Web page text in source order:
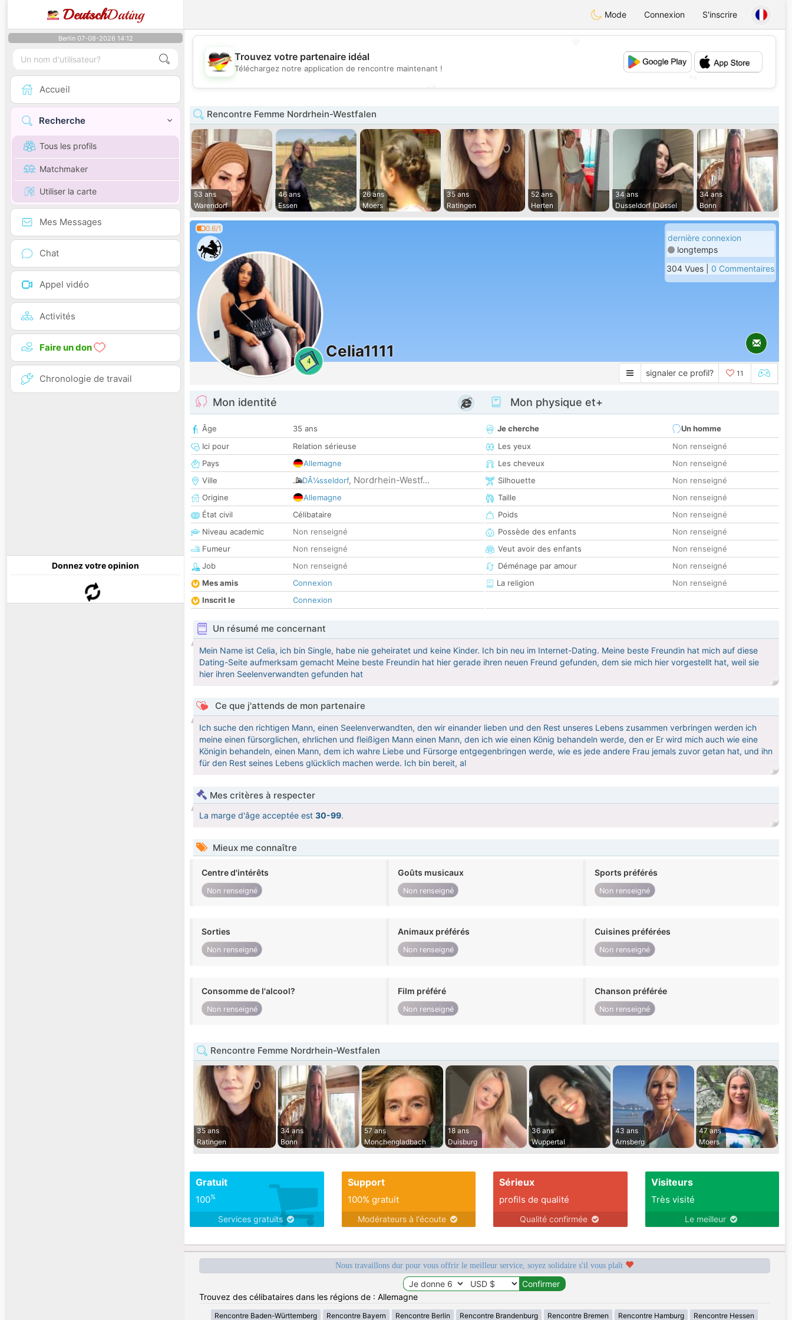
DeutschDating Mode Connexion S'inscrire
Berlin 07-08-2026 14:12
Accueil
Recherche
Tous les profils
Matchmaker
Utiliser la carte
Mes Messages
Chat
Appel vidéo
Activités
Faire un don
Chronologie de travail
Donnez votre opinion
💖
💕
Trouvez votre partenaire idéal
Téléchargez notre application de rencontre maintenant !
Rencontre Femme Nordrhein-Westfalen
53 ans
Warendorf
46 ans
Essen
26 ans
Moers
35 ans
Ratingen
52 ans
Herten
34 ans
Dusseldorf (Düssel
34 ans
Bonn
0.6/1
4
Celia1111
dernière connexion
longtemps
304 Vues | 0 Commentaires
signaler ce profil? 11
Mon identité
Âge
35 ans
Ici pour
Relation sérieuse
Pays
Allemagne
Ville
DÃ¼sseldorf, Nordrhein-Westf...
Origine
Allemagne
État civil
Célibataire
Niveau academic
Non renseigné
Fumeur
Non renseigné
Job
Non renseigné
Mes amis
Connexion
Inscrit le
Connexion
Mon physique et+
Je cherche
Un homme
Les yeux
Non renseigné
Les cheveux
Non renseigné
Silhouette
Non renseigné
Taille
Non renseigné
Poids
Non renseigné
Possède des enfants
Non renseigné
Veut avoir des enfants
Non renseigné
Déménage par amour
Non renseigné
La religion
Non renseigné
Un résumé me concernant
Mein Name ist Celia, ich bin Single, habe nie geheiratet und keine Kinder. Ich bin neu im Internet-Dating. Meine beste Freundin hat mich auf diese
Dating-Seite aufmerksam gemacht Meine beste Freundin hat hier gerade ihren neuen Freund gefunden, dem sie mich hier vorgestellt hat, weil sie
hier ihren Seelenverwandten gefunden hat
Ce que j'attends de mon partenaire
Ich suche den richtigen Mann, einen Seelenverwandten, den wir einander lieben und den Rest unseres Lebens zusammen verbringen werden ich
meine einen fürsorglichen, ehrlichen und fleißigen Mann einen Mann, den ich wie einen König behandeln werde, den er Er wird mich auch wie eine
Königin behandeln, einen Mann, dem ich wahre Liebe und Fürsorge entgegenbringen werde, wie es jede andere Frau jemals zuvor getan hat, und ihn
für den Rest seines Lebens glücklich machen werde. Ich bin bereit, al
Mes critères à respecter
La marge d'âge acceptée est 30-99.
Mieux me connaître
Centre d'intérêts
Non renseigné
Goûts musicaux
Non renseigné
Sports préférés
Non renseigné
Sorties
Non renseigné
Animaux préférés
Non renseigné
Cuisines préférées
Non renseigné
Consomme de l'alcool?
Non renseigné
Film préféré
Non renseigné
Chanson préférée
Non renseigné
Rencontre Femme Nordrhein-Westfalen
35 ans
Ratingen
34 ans
Bonn
57 ans
Monchengladbach
18 ans
Duisburg
36 ans
Wuppertal
43 ans
Arnsberg
47 ans
Moers
Gratuit
100%
Services gratuits
Support
100% gratuit
Modérateurs à l'écoute
Sérieux
profils de qualité
Qualité confirmée
Visiteurs
Très visité
Le meilleur
Nous travaillons dur pour vous offrir le meilleur service, soyez solidaire s'il vous plaît
Trouvez des célibataires dans les régions de : Allemagne
Rencontre Baden-Württemberg Rencontre Bayern Rencontre Berlin Rencontre Brandenburg Rencontre Bremen Rencontre Hamburg Rencontre Hessen